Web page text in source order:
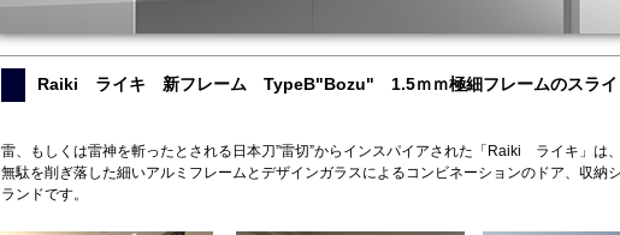
Raiki ライキ 新フレーム TypeB"Bozu" 1.5ｍｍ極細フレームのスライ
雷、もしくは雷神を斬ったとされる日本刀”雷切”からインスパイアされた「Raiki ライキ」は
無駄を削ぎ落した細いアルミフレームとデザインガラスによるコンビネーションのドア、収納
ランドです。